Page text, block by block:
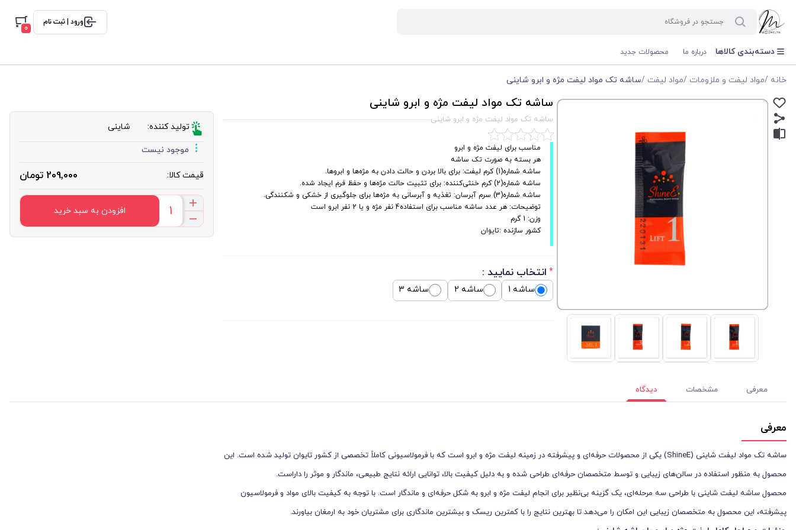
ورود | ثبت نام
0
دسته‌بندی کالاها درباره ما محصولات جدید
خانه /مواد لیفت و ملزومات /مواد لیفت /ساشه تک مواد لیفت مژه و ابرو شاینی
ساشه تک مواد لیفت مژه و ابرو شاینی
ساشه تک مواد لیفت مژه و ابرو شاینی
مناسب برای لیفت مژه و ابرو
هر بسته به صورت تک ساشه
ساشه شماره(1) کرم لیفت: برای بالا بردن و حالت دادن به مژه‌ها و ابروها.
ساشه شماره(2) کرم خنثی‌کننده: برای تثبیت حالت مژه‌ها و حفظ فرم ایجاد شده.
ساشه شماره(3) سرم آبرسان: تغذیه و آبرسانی به مژه‌ها برای جلوگیری از خشکی و شکنندگی.
توضیحات: هر عدد ساشه مناسب برای استفاده4 نفر مژه و یا 2 نفر ابرو است
وزن: 1 گرم
کشور سازنده :تایوان
* انتخاب نمایید :
ساشه 1 ساشه 2 ساشه 3
تولید کننده: شاینی
موجود نیست
قیمت کالا: 209٬000 تومان
افزودن به سبد خرید
معرفی مشخصات دیدگاه
معرفی
ساشه تک مواد لیفت شاینی (ShineE) یکی از محصولات حرفه‌ای و پیشرفته در زمینه لیفت مژه و ابرو است که با فرمولاسیونی کاملاً تخصصی از کشور تایوان تولید شده است. این
محصول به منظور استفاده در سالن‌های زیبایی و توسط متخصصان حرفه‌ای طراحی شده و به دلیل کیفیت بالا، توانایی ارائه نتایج طبیعی، ماندگار و موثر را داراست.
محصول ساشه لیفت شاینی با طراحی سه مرحله‌ای، یک گزینه بی‌نظیر برای انجام لیفت مژه و ابرو به شکل حرفه‌ای و ماندگار است. با توجه به کیفیت بالای مواد و فرمولاسیون
پیشرفته، این محصول به متخصصان زیبایی این امکان را می‌دهد تا بهترین نتایج را با کمترین ریسک و بیشترین ماندگاری برای مشتریان خود به ارمغان بیاورند.